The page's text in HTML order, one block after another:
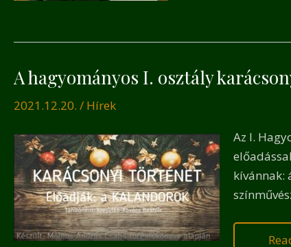
A hagyományos I. osztály
2021.12.20. / Hírek
Az I.
kívánnak:
A